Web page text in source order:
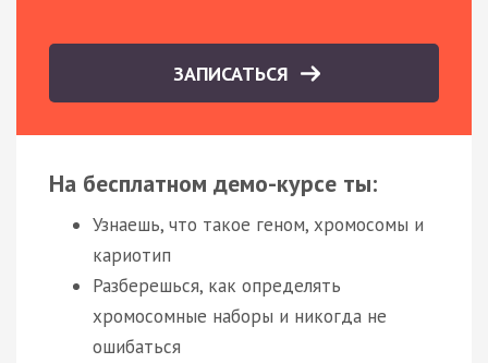
ЗАПИСАТЬСЯ
На бесплатном демо-курсе ты:
Узнаешь, что такое геном, хромосомы и
кариотип
Разберешься, как определять
хромосомные наборы и никогда не
ошибаться